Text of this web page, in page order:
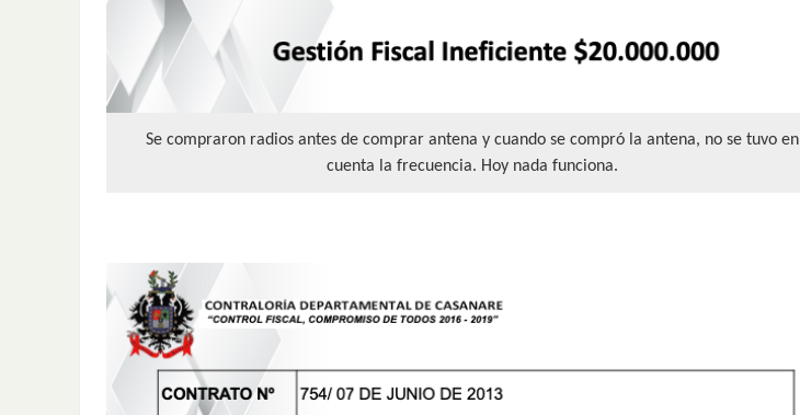
Se compraron radios antes de comprar antena y cuando se compró la antena, no se tuvo en
cuenta la frecuencia. Hoy nada funciona.